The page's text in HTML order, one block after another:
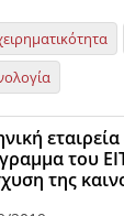
του
της